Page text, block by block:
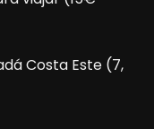
Costa Este (7,